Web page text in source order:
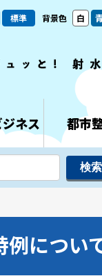
標準 背景色 白 青
ネス 都市
につい